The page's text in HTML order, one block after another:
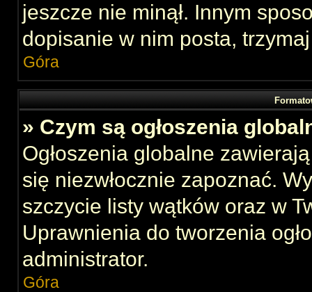
jeszcze nie minął. Innym
dopisanie w nim posta,
Góra
» Czym są ogłoszenia
Ogłoszenia globalne
się niezwłocznie zapoznać.
szczycie listy wątków oraz w
Uprawnienia do tworzenia
administrator.
Góra